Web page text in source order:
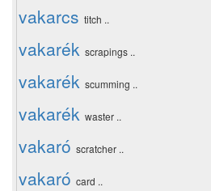
vakarcs titch ..
vakarék scrapings ..
vakarék scumming ..
vakarék waster ..
vakaró scratcher ..
vakaró card ..